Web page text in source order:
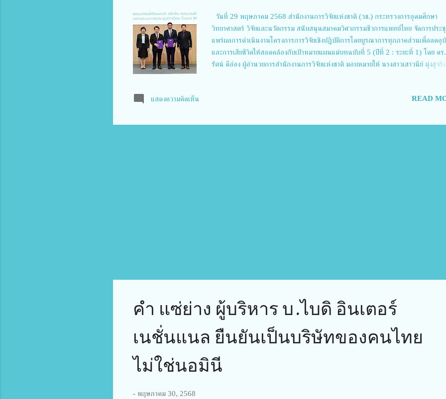
วันที่ 29 พฤษภาคม 2568 สำนักงานการวิจัยแห่งชาติ (วช.) กระทรวงการอุดมศึกษา
วิทยาศาสตร์ วิจัยและนวัตกรรม สนับสนุนสมาคมวิศวกรรมชีวการแพทย์ไทย จัดการประชุ
แพร่ผลการดำเนินงานโครงการการวิจัยเชิงปฏิบัติการโดยบูรณาการทุกภาคส่วนเพื่อลดอุ
และการเสียชีวิตให้สอดคล้องกับเป้าหมายแผนแม่บทฉบับที่ 5 (ปีที่ 2 : ระยะที่ 1) โดย ดร
รัตน์ ดีอ่อง ผู้อำนวยการสำนักงานการวิจัยแห่งชาติ มอบหมายให้ นางสาวเสาวนีย์ มุ่งสุจริต
รายงาน ณ ห้องประชุมโรงแรมแกรนด์ ริชมอนด์ สไตลิช คอนเวนชั่น โฮเทล จังหวัดนนท
ดังกล่าวเป็นโครงการที่ วช. ให้การสนับสนุนทุนวิจัยเพื่อการดำเนินการในพื้นที่เขตสุขภา
แสดงความคิดเห็น READ
คำ แซ่ย่าง ผู้บริหาร บ.ไบดิ อินเตอร์
เนชั่นแนล ยืนยันเป็นบริษัทของคนไทย
ไม่ใช่นอมินี
- พฤษภาคม 30, 2568